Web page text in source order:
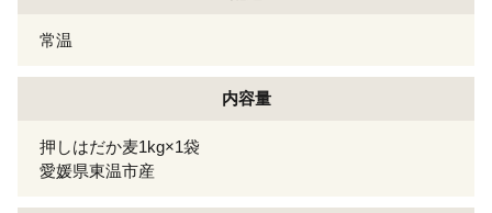
常温
内容量
押しはだか麦1kg×1袋
愛媛県東温市産